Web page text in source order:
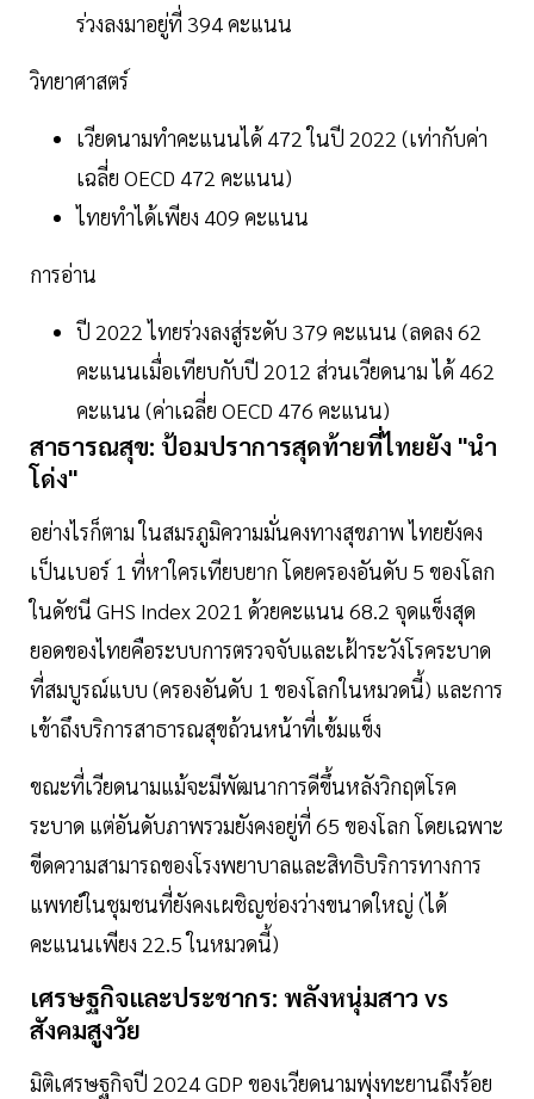
ร่วงลงมาอยู่ที่ 394 คะแนน
วิทยาศาสตร์
เวียดนามทำคะแนนได้ 472 ในปี 2022 (เท่ากับค่า
เฉลี่ย OECD 472 คะแนน)
ไทยทำได้เพียง 409 คะแนน
การอ่าน
ปี 2022 ไทยร่วงลงสู่ระดับ 379 คะแนน (ลดลง 62
คะแนนเมื่อเทียบกับปี 2012 ส่วนเวียดนาม ได้ 462
คะแนน (ค่าเฉลี่ย OECD 476 คะแนน)
สาธารณสุข: ป้อมปราการสุดท้ายที่ไทยยัง "นำ
โด่ง"
อย่างไรก็ตาม ในสมรภูมิความมั่นคงทางสุขภาพ ไทยยังคง
เป็นเบอร์ 1 ที่หาใครเทียบยาก โดยครองอันดับ 5 ของโลก
ในดัชนี GHS Index 2021 ด้วยคะแนน 68.2 จุดแข็งสุด
ยอดของไทยคือระบบการตรวจจับและเฝ้าระวังโรคระบาด
ที่สมบูรณ์แบบ (ครองอันดับ 1 ของโลกในหมวดนี้) และการ
เข้าถึงบริการสาธารณสุขถ้วนหน้าที่เข้มแข็ง
ขณะที่เวียดนามแม้จะมีพัฒนาการดีขึ้นหลังวิกฤตโรค
ระบาด แต่อันดับภาพรวมยังคงอยู่ที่ 65 ของโลก โดยเฉพาะ
ขีดความสามารถของโรงพยาบาลและสิทธิบริการทางการ
แพทย์ในชุมชนที่ยังคงเผชิญช่องว่างขนาดใหญ่ (ได้
คะแนนเพียง 22.5 ในหมวดนี้)
เศรษฐกิจและประชากร: พลังหนุ่มสาว vs
สังคมสูงวัย
มิติเศรษฐกิจปี 2024 GDP ของเวียดนามพุ่งทะยานถึงร้อย